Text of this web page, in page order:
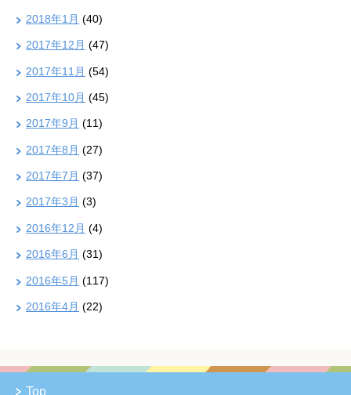
2018年1月 (40)
2017年12月 (47)
2017年11月 (54)
2017年10月 (45)
2017年9月 (11)
2017年8月 (27)
2017年7月 (37)
2017年3月 (3)
2016年12月 (4)
2016年6月 (31)
2016年5月 (117)
2016年4月 (22)
Top